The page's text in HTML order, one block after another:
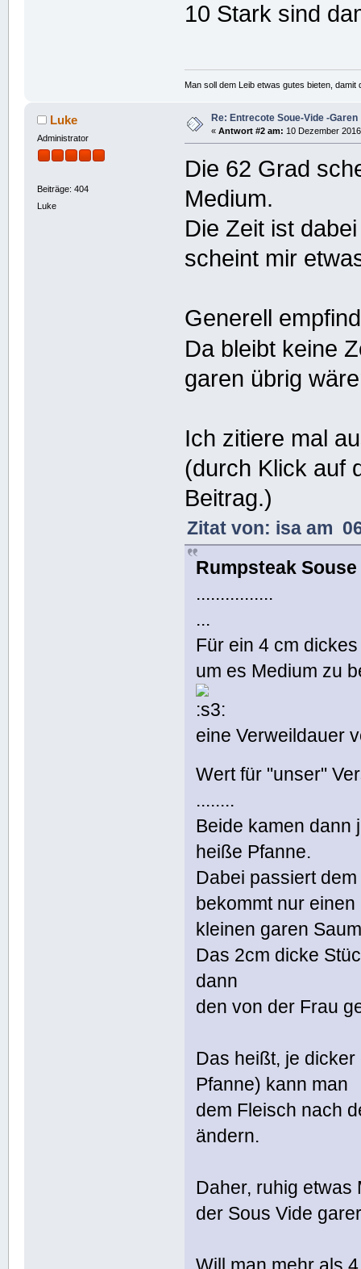
10 Stark sind
Man soll dem Leib etwas gutes bieten,
Luke
Administrator
Beiträge: 404
Luke
Re: Entrecote Soue-Vide -Garen
« Antwort #2 am: 10 Dezember
Die 62 Grad
Medium.
Die Zeit ist
scheint mir
Generell
Da bleibt keine
garen übrig
Ich zitiere mal
(durch Klick auf
Beitrag.)
Zitat von: isa am
Rumpsteak Souse
................
...
Für ein 4 cm
um es Medium zu
eine Verweildauer
Wert für "unser"
........
Beide kamen dann
heiße Pfanne.
Dabei passiert
bekommt nur einen
kleinen garen
Das 2cm dicke
dann
den von der Frau
Das heißt, je
Pfanne) kann man
dem Fleisch nach
ändern.
Daher, ruhig etwas
der Sous Vide
Will man mehr als